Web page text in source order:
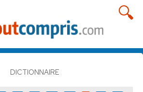
DICTIONNAIRE